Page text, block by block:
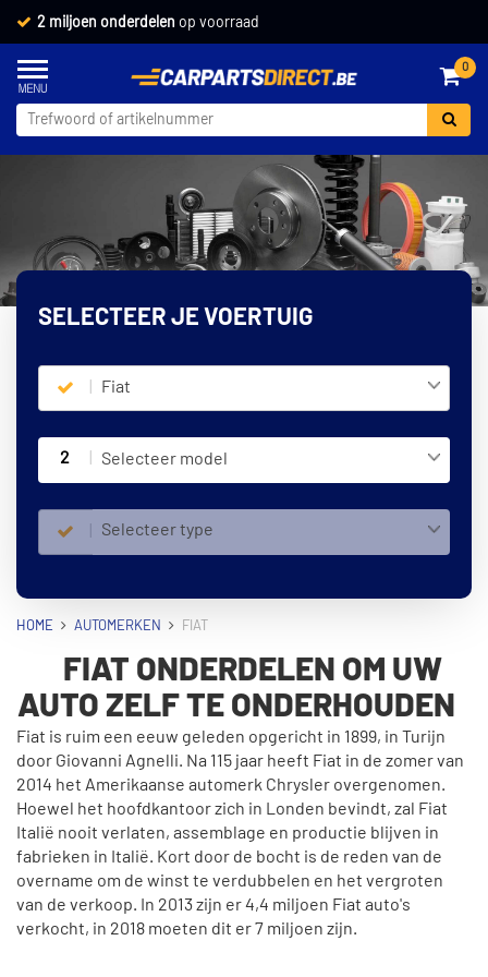
2 miljoen onderdelen op voorraad
0
SELECTEER JE VOERTUIG
Fiat
2 Selecteer model
Selecteer type
HOME AUTOMERKEN FIAT
FIAT ONDERDELEN OM UW
AUTO ZELF TE ONDERHOUDEN
Fiat is ruim een eeuw geleden opgericht in 1899, in Turijn
door Giovanni Agnelli. Na 115 jaar heeft Fiat in de zomer van
2014 het Amerikaanse automerk Chrysler overgenomen.
Hoewel het hoofdkantoor zich in Londen bevindt, zal Fiat
Italië nooit verlaten, assemblage en productie blijven in
fabrieken in Italië. Kort door de bocht is de reden van de
overname om de winst te verdubbelen en het vergroten
van de verkoop. In 2013 zijn er 4,4 miljoen Fiat auto's
verkocht, in 2018 moeten dit er 7 miljoen zijn.